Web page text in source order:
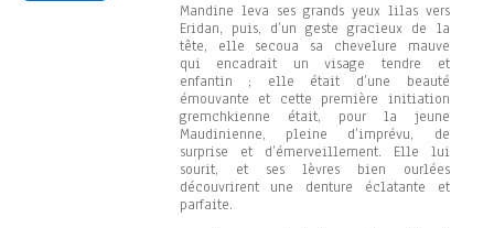
Mandine leva ses grands yeux lilas vers
Eridan, puis, d’un geste gracieux de la
tête, elle secoua sa chevelure mauve
qui encadrait un visage tendre et
enfantin ; elle était d’une beauté
émouvante et cette première initiation
gremchkienne était, pour la jeune
Maudinienne, pleine d’imprévu, de
surprise et d’émerveillement. Elle lui
sourit, et ses lèvres bien ourlées
découvrirent une denture éclatante et
parfaite.